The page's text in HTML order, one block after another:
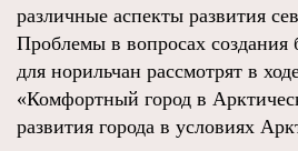
различные аспекты развития
Проблемы в вопросах создания
для норильчан рассмотрят в
«Комфортный город в
развития города в условиях